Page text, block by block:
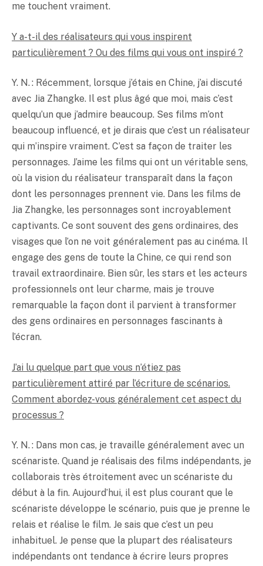
me touchent vraiment.
Y a-t-il des réalisateurs qui vous inspirent
particulièrement ? Ou des films qui vous ont inspiré ?
Y. N. : Récemment, lorsque j’étais en Chine, j’ai discuté
avec Jia Zhangke. Il est plus âgé que moi, mais c’est
quelqu’un que j’admire beaucoup. Ses films m’ont
beaucoup influencé, et je dirais que c’est un réalisateur
qui m’inspire vraiment. C’est sa façon de traiter les
personnages. J’aime les films qui ont un véritable sens,
où la vision du réalisateur transparaît dans la façon
dont les personnages prennent vie. Dans les films de
Jia Zhangke, les personnages sont incroyablement
captivants. Ce sont souvent des gens ordinaires, des
visages que l’on ne voit généralement pas au cinéma. Il
engage des gens de toute la Chine, ce qui rend son
travail extraordinaire. Bien sûr, les stars et les acteurs
professionnels ont leur charme, mais je trouve
remarquable la façon dont il parvient à transformer
des gens ordinaires en personnages fascinants à
l’écran.
J’ai lu quelque part que vous n’étiez pas
particulièrement attiré par l’écriture de scénarios.
Comment abordez-vous généralement cet aspect du
processus ?
Y. N. : Dans mon cas, je travaille généralement avec un
scénariste. Quand je réalisais des films indépendants, je
collaborais très étroitement avec un scénariste du
début à la fin. Aujourd’hui, il est plus courant que le
scénariste développe le scénario, puis que je prenne le
relais et réalise le film. Je sais que c’est un peu
inhabituel. Je pense que la plupart des réalisateurs
indépendants ont tendance à écrire leurs propres